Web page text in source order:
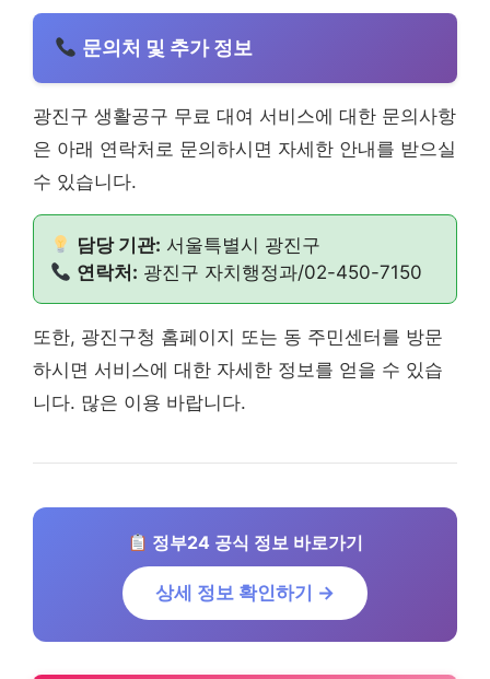
문의처 및 추가 정보
광진구 생활공구 무료 대여 서비스에 대한 문의사항
은 아래 연락처로 문의하시면 자세한 안내를 받으실
수 있습니다.
담당 기관: 서울특별시 광진구
연락처: 광진구 자치행정과/02-450-7150
또한, 광진구청 홈페이지 또는 동 주민센터를 방문
하시면 서비스에 대한 자세한 정보를 얻을 수 있습
니다. 많은 이용 바랍니다.
정부24 공식 정보 바로가기
상세 정보 확인하기 →